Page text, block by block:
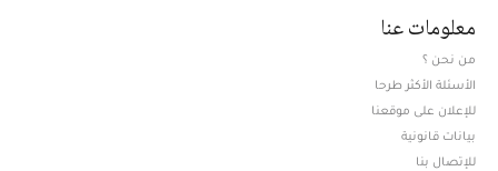
معلومات عنا
من نحن ؟
الأسئلة الأكثر طرحا
للإعلان على موقعنا
بيانات قانونية
للإتصال بنا